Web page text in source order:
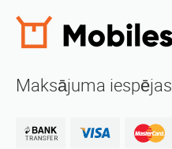
Maksājuma iespējas